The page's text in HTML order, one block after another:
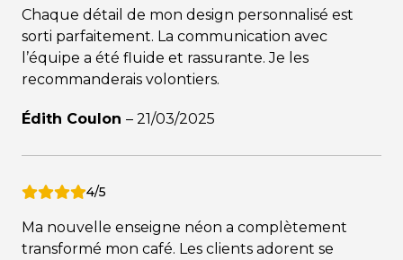
Chaque détail de mon design personnalisé est
sorti parfaitement. La communication avec
l’équipe a été fluide et rassurante. Je les
recommanderais volontiers.
Édith Coulon – 21/03/2025
4/5
Ma nouvelle enseigne néon a complètement
transformé mon café. Les clients adorent se